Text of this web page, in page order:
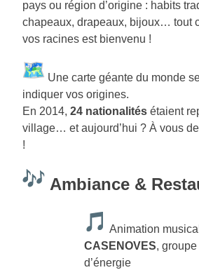
pays ou région d’origine : habits
chapeaux, drapeaux, bijoux… tout
vos racines est bienvenu !
Une carte géante du monde
indiquer vos origines.
En 2014, 24 nationalités étaient
village… et aujourd’hui ? À vous
!
Ambiance &
Animation
CASENOVES,
d’énergie